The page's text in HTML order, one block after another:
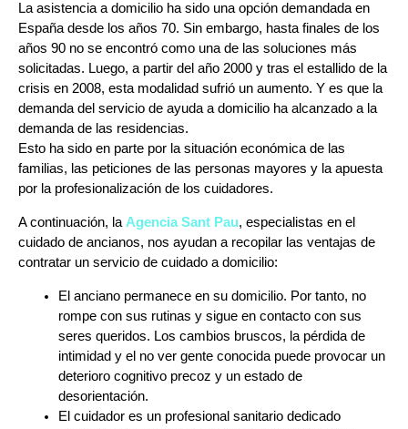
La asistencia a domicilio ha sido una opción demandada en
España desde los años 70. Sin embargo, hasta finales de los
años 90 no se encontró como una de las soluciones más
solicitadas. Luego, a partir del año 2000 y tras el estallido de la
crisis en 2008, esta modalidad sufrió un aumento. Y es que la
demanda del servicio de ayuda a domicilio ha alcanzado a la
demanda de las residencias.
Esto ha sido en parte por la situación económica de las
familias, las peticiones de las personas mayores y la apuesta
por la profesionalización de los cuidadores.
A continuación, la Agencia Sant Pau, especialistas en el
cuidado de ancianos, nos ayudan a recopilar las ventajas de
contratar un servicio de cuidado a domicilio:
El anciano permanece en su domicilio. Por tanto, no
rompe con sus rutinas y sigue en contacto con sus
seres queridos. Los cambios bruscos, la pérdida de
intimidad y el no ver gente conocida puede provocar un
deterioro cognitivo precoz y un estado de
desorientación.
El cuidador es un profesional sanitario dedicado